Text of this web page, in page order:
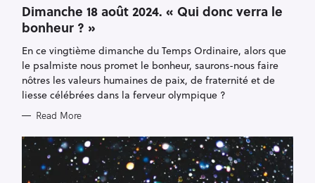
T
E
G
O
R
I
E
S
Dimanche 18 août 2024. « Qui donc verra le
bonheur ? »
En ce vingtième dimanche du Temps Ordinaire, alors que
le psalmiste nous promet le bonheur, saurons-nous faire
nôtres les valeurs humaines de paix, de fraternité et de
liesse célébrées dans la ferveur olympique ?
Read More